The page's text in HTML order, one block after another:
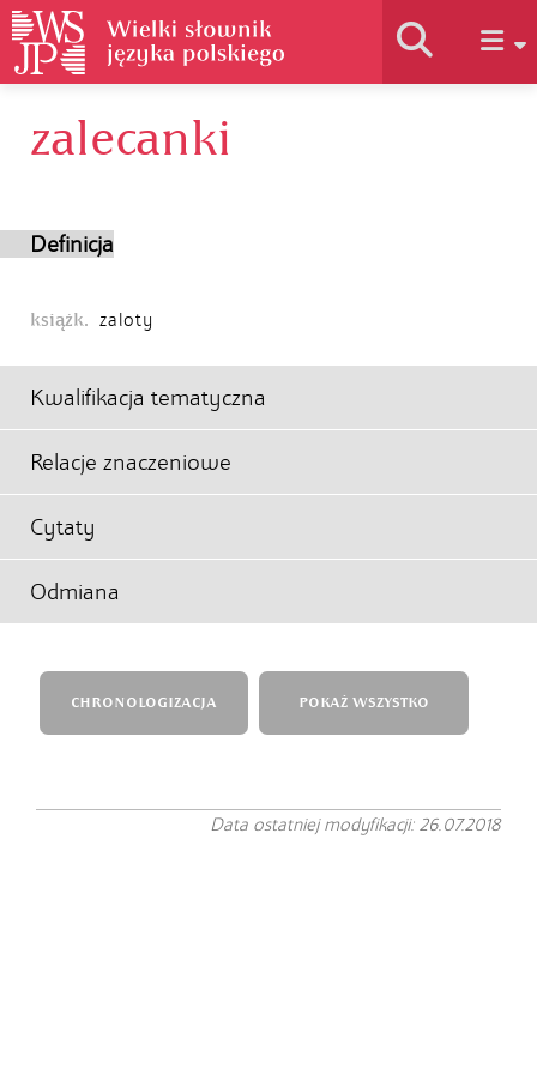
Historia słownika
zalecanki
Definicja
książk. zaloty
Kwalifikacja tematyczna
Relacje znaczeniowe
Cytaty
Odmiana
CHRONOLOGIZACJA POKAŻ WSZYSTKO
Data ostatniej modyfikacji: 26.07.2018